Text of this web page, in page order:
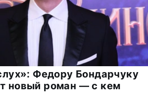
Федору Бондарчуку
новый роман — с кем